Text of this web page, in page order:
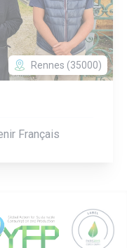
Rennes (35000)
Français